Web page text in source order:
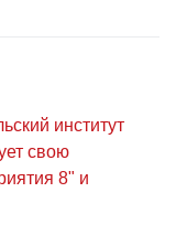
институт
свою
8" и